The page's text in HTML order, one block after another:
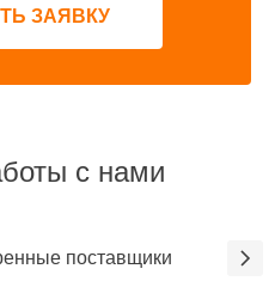
ЗАЯВКУ
с нами
поставщики